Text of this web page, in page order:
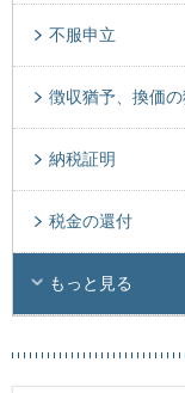
不服申立
徴収猶予、換価
納税証明
税金の還付
もっと見る